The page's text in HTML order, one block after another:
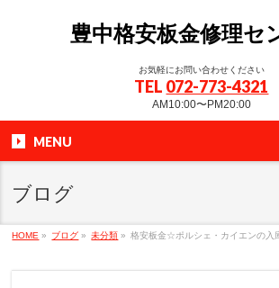
豊中格安板金修理セ
お気軽にお問い合わせください
TEL 072-773-4321
AM10:00〜PM20:00
MENU
ブログ
HOME » ブログ » 未分類 » 格安板金☆ポルシェ・カイエンの入